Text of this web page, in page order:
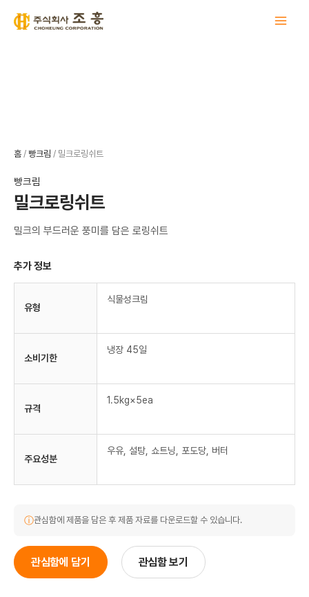
홈 / 빵크림 / 밀크로링쉬트
빵크림
밀크로링쉬트
밀크의 부드러운 풍미를 담은 로링쉬트
추가 정보
유형
식물성크림
소비기한
냉장 45일
규격
1.5kg×5ea
주요성분
우유, 설탕, 쇼트닝, 포도당, 버터
ⓘ관심함에 제품을 담은 후 제품 자료를 다운로드할 수 있습니다.
관심함에 담기 관심함 보기